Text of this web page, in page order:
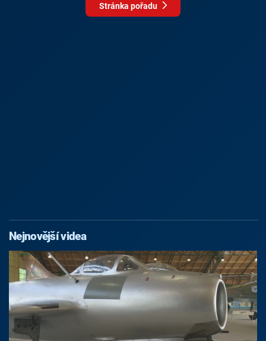
Stránka pořadu
Nejnovější videa